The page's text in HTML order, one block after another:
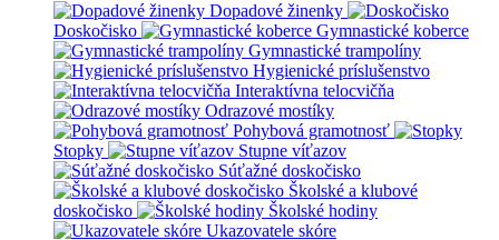
Dopadové žinenky
Doskočisko
Gymnastické koberce
Gymnastické trampolíny
Hygienické príslušenstvo
Interaktívna telocvičňa
Odrazové mostíky
Pohybová gramotnosť
Stopky
Stupne víťazov
Súťažné doskočisko
Školské a klubové
doskočisko
Školské hodiny
Ukazovatele skóre